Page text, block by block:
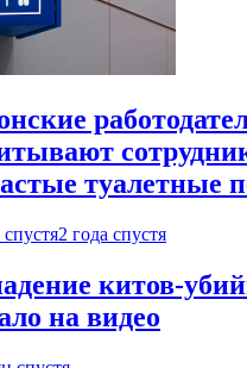
туалетные
спустя2 года спустя
китов-
на видео